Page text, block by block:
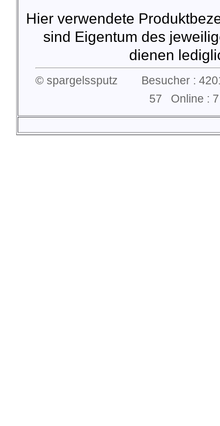
Hier verwendete
sind Eigentum des
dienen
© spargelssputz Besucher :
57 Online